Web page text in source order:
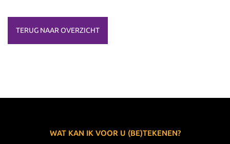
TERUG NAAR OVERZICHT
WAT KAN IK VOOR U (BE)TEKENEN?